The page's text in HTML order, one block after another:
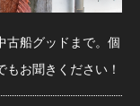
古船グッドまで。個
お聞きください！